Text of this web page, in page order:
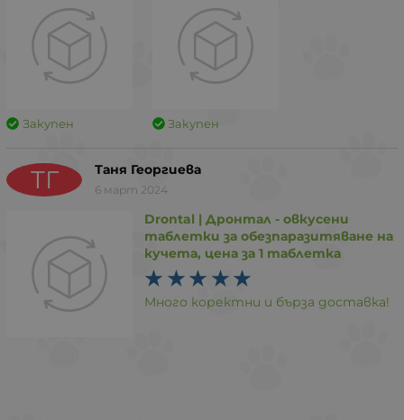
Закупен Закупен
ТГ Таня Георгиева
6 март 2024
Drontal | Дронтал - овкусени
таблетки за обезпаразитяване на
кучета, цена за 1 таблетка
Много коректни и бърза доставка!